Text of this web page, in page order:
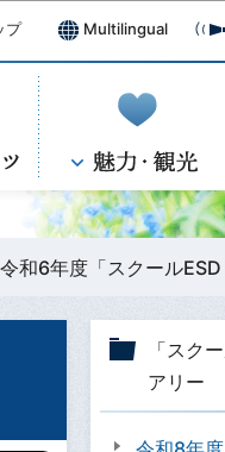
プ Multilingual
令和6年度「スクール
「スク
アリー